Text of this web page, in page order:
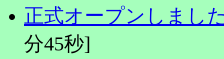
正式オープンしまし
分45秒]